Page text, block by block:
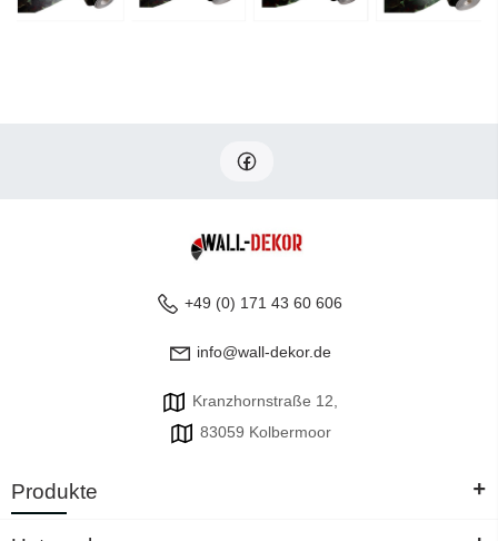
+49 (0) 171 43 60 606
info@wall-dekor.de
Kranzhornstraße 12,
83059 Kolbermoor
Produkte +